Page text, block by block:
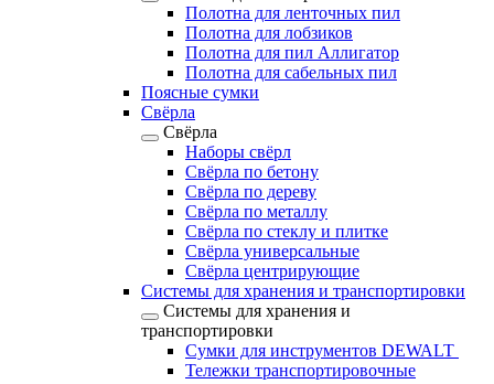
Полотна для ленточных пил
Полотна для лобзиков
Полотна для пил Аллигатор
Полотна для сабельных пил
Поясные сумки
Свёрла
Свёрла
Наборы свёрл
Свёрла по бетону
Свёрла по дереву
Свёрла по металлу
Свёрла по стеклу и плитке
Свёрла универсальные
Свёрла центрирующие
Системы для хранения и транспортировки
Системы для хранения и
транспортировки
Сумки для инструментов DEWALT
Тележки транспортировочные